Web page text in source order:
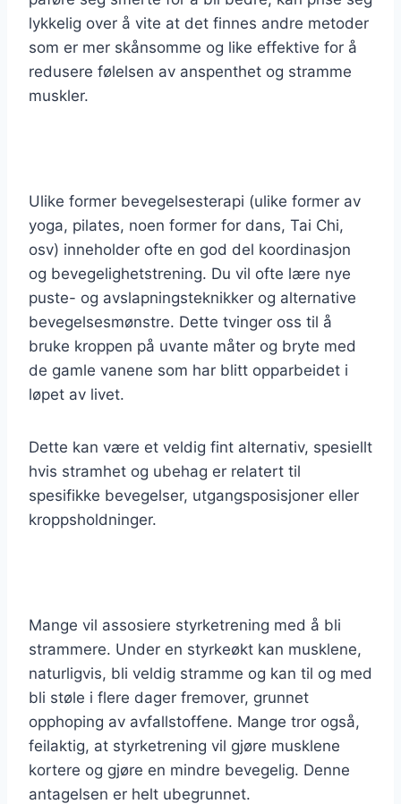
lykkelig over å vite at det finnes andre metoder
som er mer skånsomme og like effektive for å
redusere følelsen av anspenthet og stramme
muskler.
Ulike former bevegelsesterapi (ulike former av
yoga, pilates, noen former for dans, Tai Chi,
osv) inneholder ofte en god del koordinasjon
og bevegelighetstrening. Du vil ofte lære nye
puste- og avslapningsteknikker og alternative
bevegelsesmønstre. Dette tvinger oss til å
bruke kroppen på uvante måter og bryte med
de gamle vanene som har blitt opparbeidet i
løpet av livet.
Dette kan være et veldig fint alternativ, spesiellt
hvis stramhet og ubehag er relatert til
spesifikke bevegelser, utgangsposisjoner eller
kroppsholdninger.
Mange vil assosiere styrketrening med å bli
strammere. Under en styrkeøkt kan musklene,
naturligvis, bli veldig stramme og kan til og med
bli støle i flere dager fremover, grunnet
opphoping av avfallstoffene. Mange tror også,
feilaktig, at styrketrening vil gjøre musklene
kortere og gjøre en mindre bevegelig. Denne
antagelsen er helt ubegrunnet.